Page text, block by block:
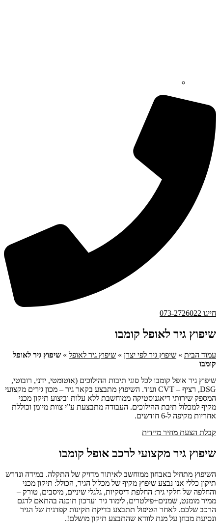
חייגו 073-2726022
שיפוץ גיר לאופל קומבו
עמוד הבית » שיפוץ גיר לפי יצרן » שיפוץ גיר לאופל » שיפוץ גיר לאופל
קומבו
שיפוץ גיר אופל קומבו לכל סוגי תיבות ההילוכים (אוטומטי, ידני, רובוטי,
DSG, רציף – CVT ועוד. השיפוץ מתבצע בקאר גיר – מכון גירים מקצועי
המספק שירותי דיאגנוסטיקה ממוחשבת ללא עלות וביצוע תיקון מכני
מקיף למכלול תיבת ההילוכים. העבודה מתבצעת ע”י צוות מיומן וכוללת
אחריות מקיפה ל-6 חודשים.
קבלת הצעת מחיר מיידית
שיפוץ גיר מקצועי לרכב אופל קומבו
השיפוץ מתחיל באבחון ממוחשב לאיתור מדויק של התקלה. במידה ונדרש
תיקון כללי אנו נבצע שיפוץ מקיף של מכלול הגיר, הכולל: תיקון מכני
והחלפה של חלקי גיר: החלפת דיסקיות, גלגלי שיניים, מיסבים, טורק –
ממיר מומנט, שמנים+פילטרים, לימוד גיר ועדכון תוכנה בהתאם לדגם
הרכב שלכם. לאחר הטיפול תתבצע בדיקת תקינות קפדנית של הגיר
ונסיעת מבחן על מנת לוודא שהתבצע תיקון מושלם!.